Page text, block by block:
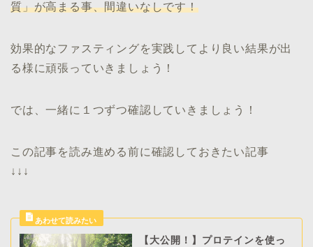
質」が高まる事、間違いなしです！
効果的なファスティングを実践してより良い結果が出
る様に頑張っていきましょう！
では、一緒に１つずつ確認していきましょう！
この記事を読み進める前に確認しておきたい記事
↓↓↓
【大公開！】プロテインを使っ